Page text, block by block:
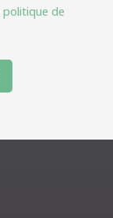
politique de